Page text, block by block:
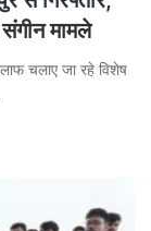
मामले
चलाए जा रहे विशेष